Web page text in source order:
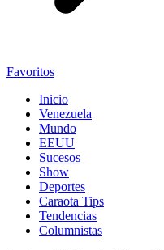
Favoritos
Inicio
Venezuela
Mundo
EEUU
Sucesos
Show
Deportes
Caraota Tips
Tendencias
Columnistas